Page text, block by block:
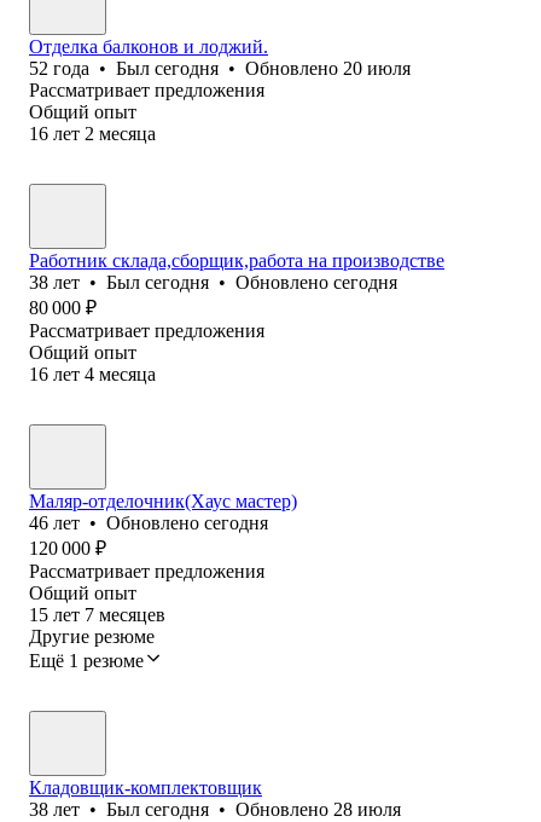
Отделка балконов и лоджий.
52 года • Был сегодня • Обновлено 20 июля
Рассматривает предложения
Общий опыт
16 лет 2 месяца
Работник склада,сборщик,работа на производстве
38 лет • Был сегодня • Обновлено сегодня
80 000 ₽
Рассматривает предложения
Общий опыт
16 лет 4 месяца
Маляр-отделочник(Хаус мастер)
46 лет • Обновлено сегодня
120 000 ₽
Рассматривает предложения
Общий опыт
15 лет 7 месяцев
Другие резюме
Ещё 1 резюме
Кладовщик-комплектовщик
38 лет • Был сегодня • Обновлено 28 июля